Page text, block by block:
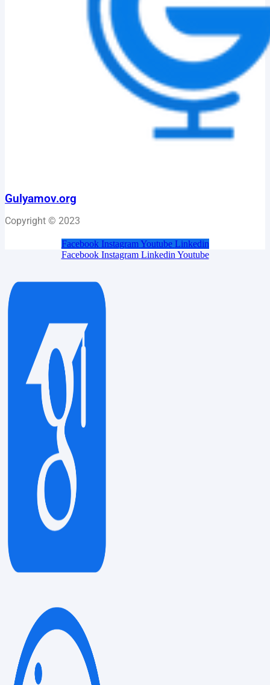
Gulyamov.org
Copyright © 2023
Facebook Instagram Youtube Linkedin
Facebook Instagram Linkedin Youtube